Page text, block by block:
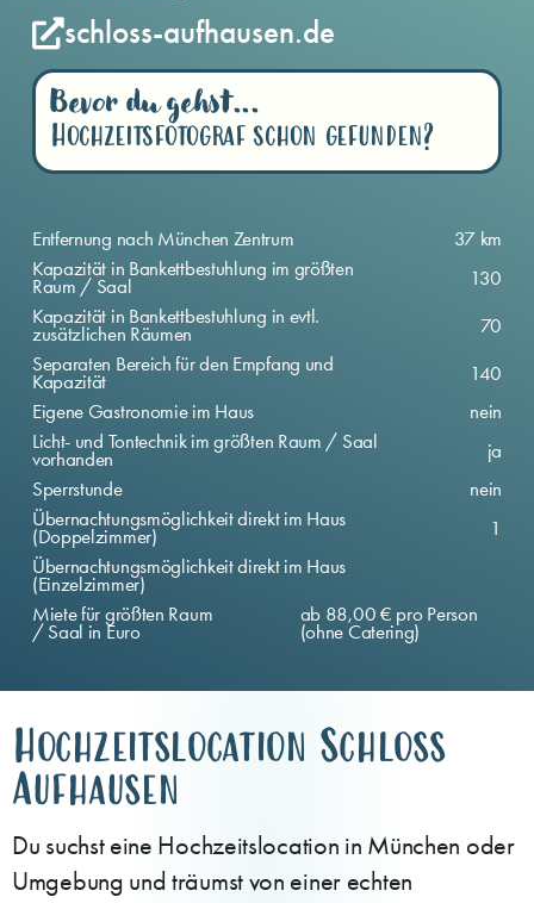
schloss-aufhausen.de
Bevor du gehst...
Hochzeitsfotograf schon gefunden?
Entfernung nach München Zentrum
37 km
Kapazität in Bankettbestuhlung im größten
Raum / Saal
130
Kapazität in Bankettbestuhlung in evtl.
zusätzlichen Räumen
70
Separaten Bereich für den Empfang und
Kapazität
140
Eigene Gastronomie im Haus
nein
Licht- und Tontechnik im größten Raum / Saal
vorhanden
ja
Sperrstunde
nein
Übernachtungsmöglichkeit direkt im Haus
(Doppelzimmer)
1
Übernachtungsmöglichkeit direkt im Haus
(Einzelzimmer)
Miete für größten Raum
/ Saal in Euro
ab 88,00 € pro Person
(ohne Catering)
Hochzeitslocation Schloss
Aufhausen
Du suchst eine Hochzeitslocation in München oder
Umgebung und träumst von einer echten